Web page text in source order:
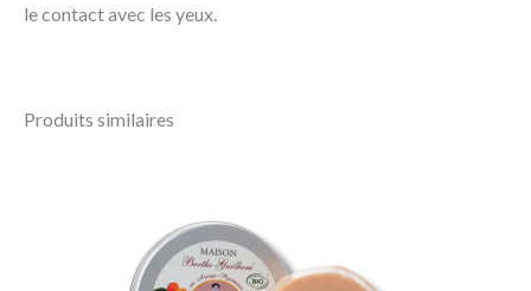
le contact avec les yeux.
Produits similaires